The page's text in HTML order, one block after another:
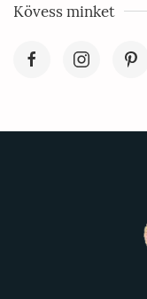
Kövess minket